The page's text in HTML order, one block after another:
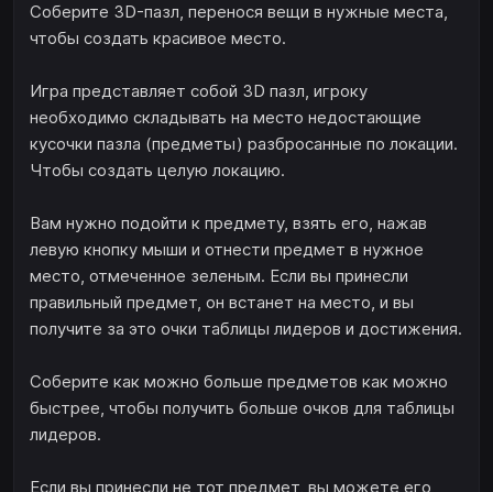
Соберите 3D-пазл, перенося вещи в нужные места,
чтобы создать красивое место.
Игра представляет собой 3D пазл, игроку
необходимо складывать на место недостающие
кусочки пазла (предметы) разбросанные по локации.
Чтобы создать целую локацию.
Вам нужно подойти к предмету, взять его, нажав
левую кнопку мыши и отнести предмет в нужное
место, отмеченное зеленым. Если вы принесли
правильный предмет, он встанет на место, и вы
получите за это очки таблицы лидеров и достижения.
Соберите как можно больше предметов как можно
быстрее, чтобы получить больше очков для таблицы
лидеров.
Если вы принесли не тот предмет, вы можете его